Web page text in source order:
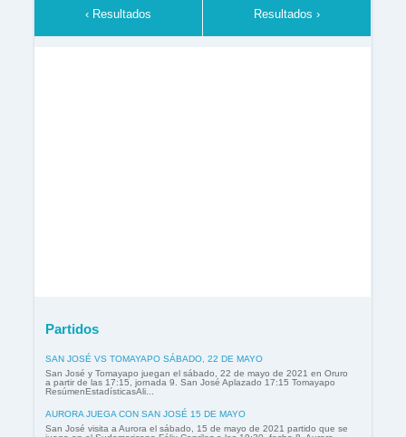
‹ Resultados Resultados ›
Partidos
SAN JOSÉ VS TOMAYAPO SÁBADO, 22 DE MAYO
San José y Tomayapo juegan el sábado, 22 de mayo de 2021 en Oruro
a partir de las 17:15, jornada 9. San José Aplazado 17:15 Tomayapo
ResúmenEstadísticasAli...
AURORA JUEGA CON SAN JOSÉ 15 DE MAYO
San José visita a Aurora el sábado, 15 de mayo de 2021 partido que se